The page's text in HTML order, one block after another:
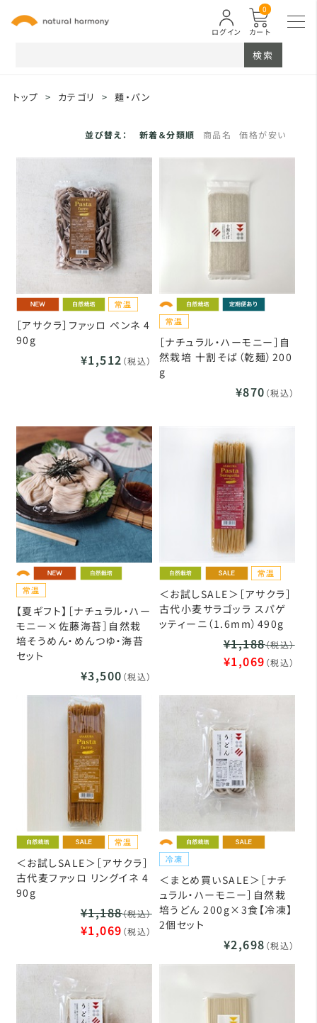
カート
0
ログイン
検索
トップ > カテゴリ > 麺・パン
並び替え： 新着＆分類順 商品名 価格が安い
［アサクラ］ファッロ ペンネ 4
90g
¥1,512 （税込）
［ナチュラル・ハーモニー］自
然栽培 十割そば（乾麺）200
g
¥870 （税込）
【夏ギフト】［ナチュラル・ハー
モニー×佐藤海苔］自然栽
培そうめん・めんつゆ・海苔
セット
¥3,500 （税込）
＜お試しSALE＞［アサクラ］
古代小麦サラゴッラ スパゲ
ッティーニ（1.6mm）490g
¥1,188（税込）
¥1,069 （税込）
＜お試しSALE＞［アサクラ］
古代麦ファッロ リングイネ 4
90g
¥1,188（税込）
¥1,069 （税込）
＜まとめ買いSALE＞［ナチ
ュラル・ハーモニー］自然栽
培うどん 200g×3食【冷凍】
2個セット
¥2,698 （税込）